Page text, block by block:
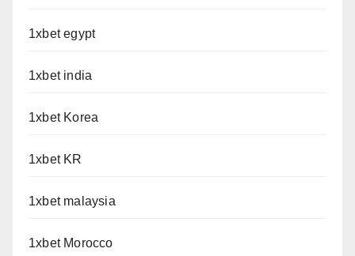
1xbet egypt
1xbet india
1xbet Korea
1xbet KR
1xbet malaysia
1xbet Morocco